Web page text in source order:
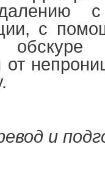
с
с
обскуре
от
и